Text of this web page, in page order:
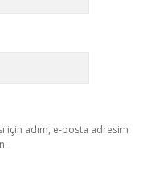
için adım, e-posta adresim